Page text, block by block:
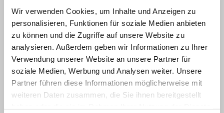
Wir verwenden Cookies, um Inhalte und Anzeigen zu
personalisieren, Funktionen für soziale Medien anbieten
zu können und die Zugriffe auf unsere Website zu
analysieren. Außerdem geben wir Informationen zu Ihrer
Verwendung unserer Website an unsere Partner für
soziale Medien, Werbung und Analysen weiter. Unsere
Partner führen diese Informationen möglicherweise mit
weiteren Daten zusammen, die Sie ihnen bereitgestellt
Besondere Leistungen
Barrierefreie Bäder
Notdienst für Kunden
Bautrocknung